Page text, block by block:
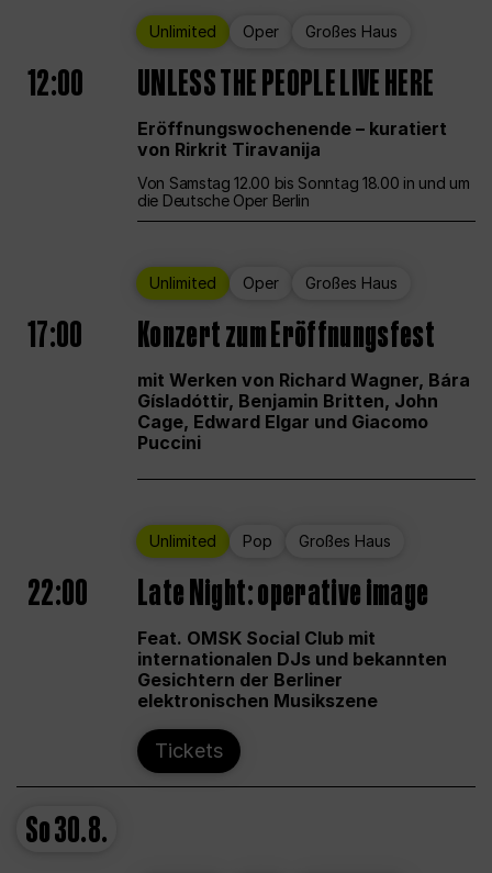
Unlimited Oper Großes Haus
12:00 UNLESS THE PEOPLE LIVE HERE
Eröffnungswochenende – kuratiert
von Rirkrit Tiravanija
Von Samstag 12.00 bis Sonntag 18.00 in und um
die Deutsche Oper Berlin
Unlimited Oper Großes Haus
17:00 Konzert zum Eröffnungsfest
mit Werken von Richard Wagner, Bára
Gísladóttir, Benjamin Britten, John
Cage, Edward Elgar und Giacomo
Puccini
Unlimited Pop Großes Haus
22:00 Late Night: operative image
Feat. OMSK Social Club mit
internationalen DJs und bekannten
Gesichtern der Berliner
elektronischen Musikszene
Tickets
So30.8.